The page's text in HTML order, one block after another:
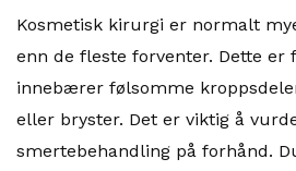
Kosmetisk kirurgi er normalt
enn de fleste forventer. Dette er
innebærer følsomme
eller bryster. Det er viktig å
smertebehandling på forhånd.